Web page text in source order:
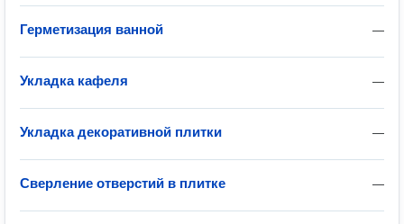
—
Герметизация ванной
—
Укладка кафеля
—
Укладка декоративной плитки
—
Сверление отверстий в плитке